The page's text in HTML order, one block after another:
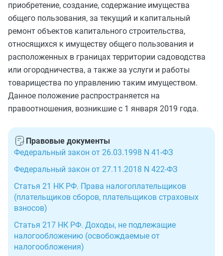
приобретение, создание, содержание имущества
общего пользования, за текущий и капитальный
ремонт объектов капитального строительства,
относящихся к имуществу общего пользования и
расположенных в границах территории садоводства
или огородничества, а также за услуги и работы
товарищества по управлению таким имуществом.
Данное положение распространяется на
правоотношения, возникшие с 1 января 2019 года.
Правовые документы
Федеральный закон от 26.03.1998 N 41-ФЗ
Федеральный закон от 27.11.2018 N 422-ФЗ
Статья 21 НК РФ. Права налогоплательщиков
(плательщиков сборов, плательщиков страховых
взносов)
Статья 217 НК РФ. Доходы, не подлежащие
налогообложению (освобождаемые от
налогообложения)